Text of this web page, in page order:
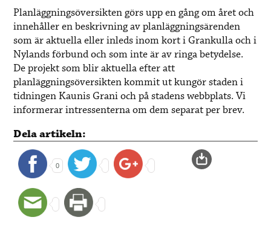
Planläggningsöversikten görs upp en gång om året och
innehåller en beskrivning av planläggningsärenden
som är aktuella eller inleds inom kort i Grankulla och i
Nylands förbund och som inte är av ringa betydelse.
De projekt som blir aktuella efter att
planläggningsöversikten kommit ut kungör staden i
tidningen Kaunis Grani och på stadens webbplats. Vi
informerar intressenterna om dem separat per brev.
Dela artikeln:
0